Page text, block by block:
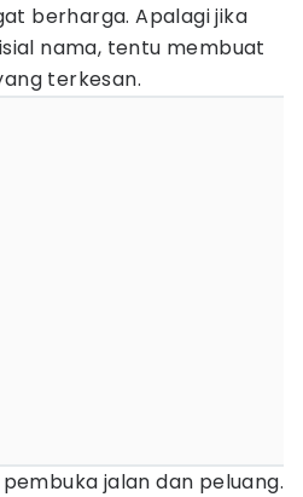
berharga. Apalagi jika
nama, tentu membuat
terkesan.
jalan dan peluang.